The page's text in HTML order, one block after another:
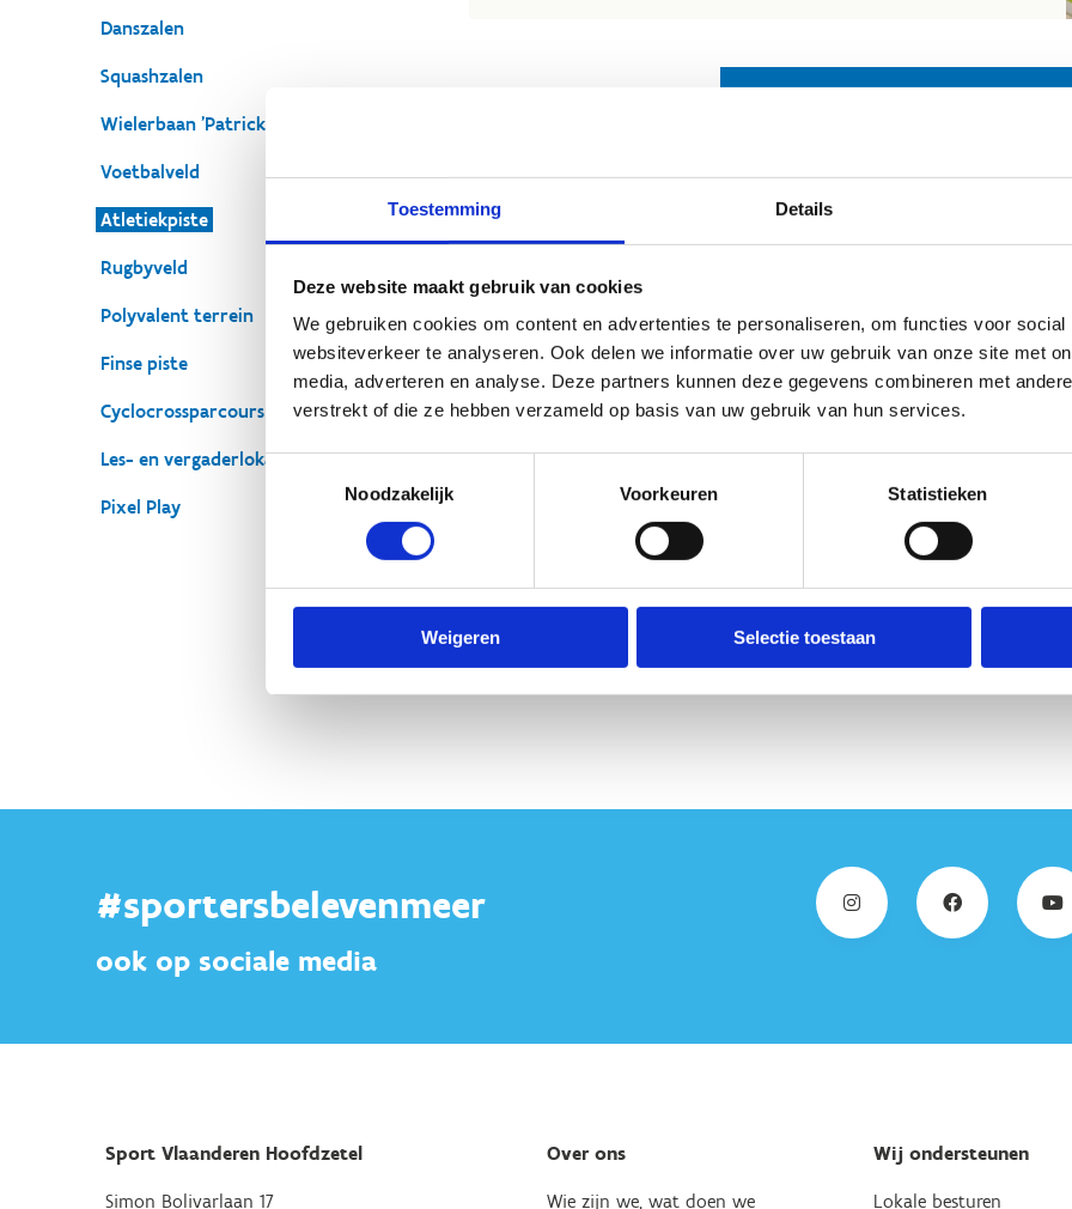
Toestemming Details
Deze website maakt gebruik van cookies
We gebruiken cookies om content en advertenties te personaliseren, om functies voor
websiteverkeer te analyseren. Ook delen we informatie over uw gebruik van onze site met
media, adverteren en analyse. Deze partners kunnen deze gegevens combineren met
verstrekt of die ze hebben verzameld op basis van uw gebruik van hun services.
Toestemmingsselectie
Noodzakelijk
Voorkeuren Statistieken
Weigeren Selectie toestaan
Danszalen
Squashzalen
Wielerbaan 'Patrick Sercu' & skeelerpiste
Voetbalveld
Atletiekpiste
Rugbyveld
Polyvalent terrein
Finse piste
Cyclocrossparcours
Les- en vergaderlokalen
Pixel Play
Op zoek naar een uitvalsbasis
voor jouw club?
Een plek nodig voor je trainingen en wedstrijden? Wil je met je
sportclub een evenement organiseren?
reservaties willen aanvragen voor het sportseizoen vullen ons
aanvraagformulier in.
Aanvraag sportaccommodaties
#sportersbelevenmeer
ook op sociale media
Sport Vlaanderen Hoofdzetel
Simon Bolivarlaan 17
Over ons
Wie zijn we, wat doen we
Wij ondersteunen
Lokale besturen